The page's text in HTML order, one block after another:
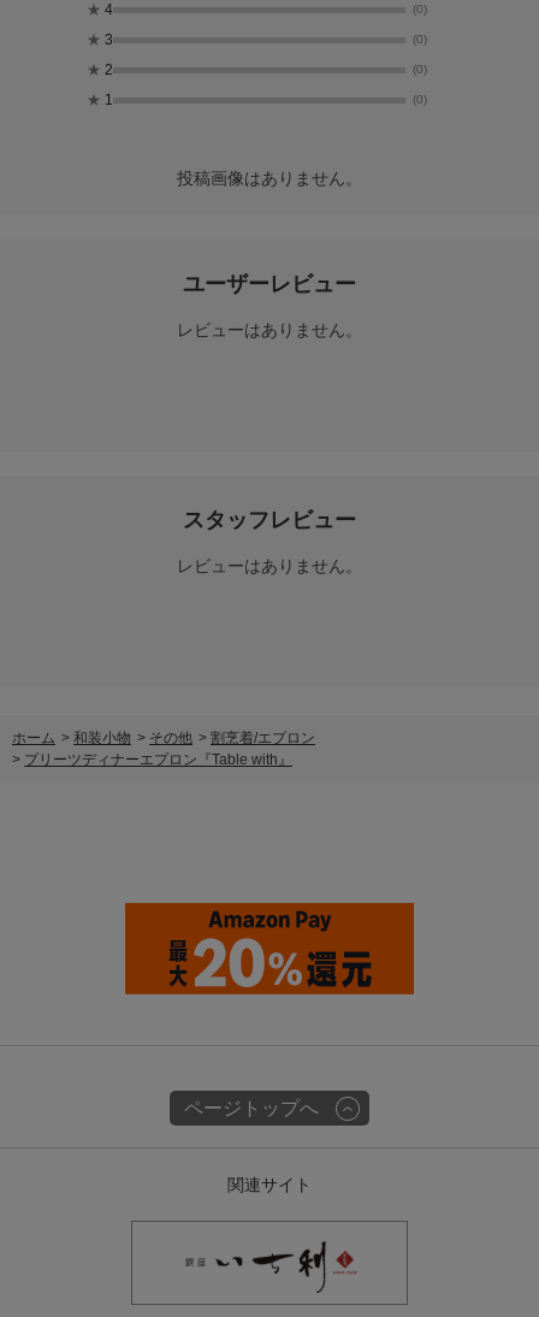
★ 4 (0)
★ 3 (0)
★ 2 (0)
★ 1 (0)
投稿画像はありません。
ユーザーレビュー
レビューはありません。
スタッフレビュー
レビューはありません。
ホーム > 和装小物 > その他 > 割烹着/エプロン
> プリーツディナーエプロン『Table with』
ページトップへ
関連サイト